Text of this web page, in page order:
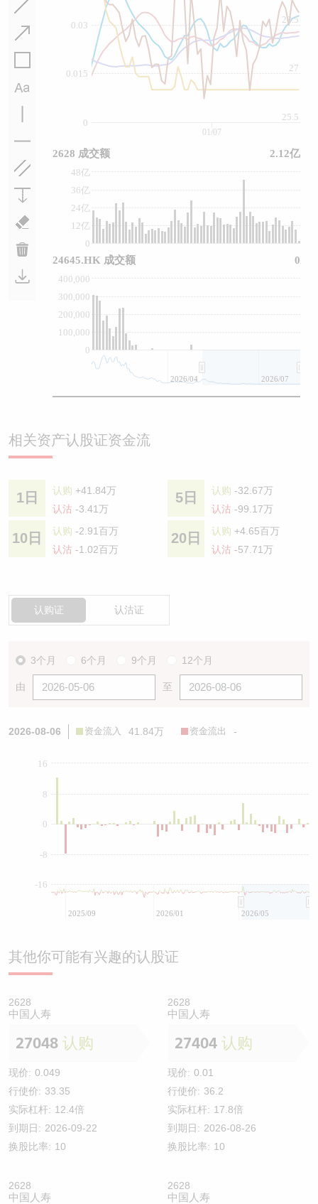
0
0.015
0.03
25.5
27
28.5
0
12亿
24亿
36亿
48亿
0
100,000
200,000
300,000
400,000
01/07
2026/04 2026/07
2628 成交额 2.12亿
24645.HK 成交额 0
相关资产认股证资金流
1日 认购 +41.84万
认沽 -3.41万
5日 认购 -32.67万
认沽 -99.17万
10日 认购 -2.91百万
认沽 -1.02百万
20日 认购 +4.65百万
认沽 -57.71万
认购证 认沽证
3个月 6个月 9个月 12个月
由 至
2026-08-06 资金流入 41.84万 资金流出 -
0
-16
-8
8
16
2025/09 2026/01 2026/05
其他你可能有兴趣的认股证
2628
中国人寿
27048 认购
现价: 0.049
行使价: 33.35
实际杠杆: 12.4倍
到期日: 2026-09-22
换股比率: 10
2628
中国人寿
27404 认购
现价: 0.01
行使价: 36.2
实际杠杆: 17.8倍
到期日: 2026-08-26
换股比率: 10
2628
中国人寿
2628
中国人寿